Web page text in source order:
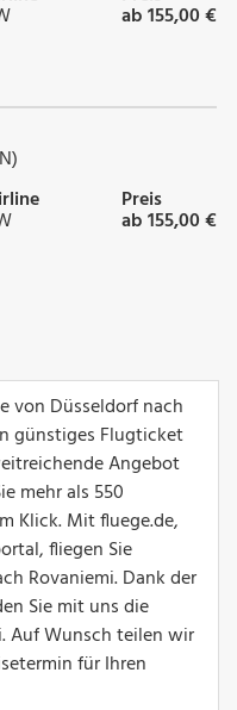
ab 155,00 €
Preis
ab 155,00 €
von Düsseldorf nach
günstiges Flugticket
Angebot
mehr als 550
Klick. Mit fluege.de,
fliegen Sie
Rovaniemi. Dank der
Sie mit uns die
Auf Wunsch teilen wir
für Ihren